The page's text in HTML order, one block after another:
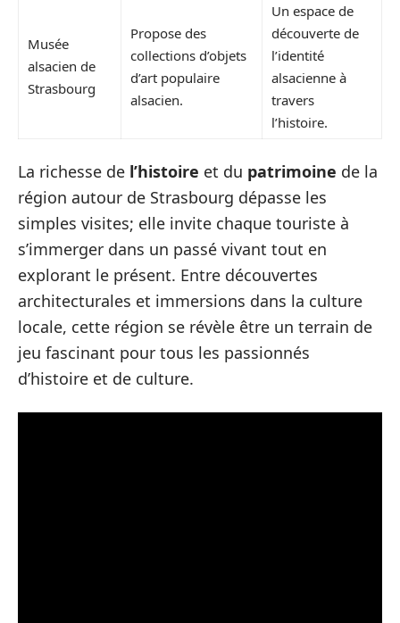
Musée
alsacien de
Strasbourg
Propose des
collections d’objets
d’art populaire
alsacien.
Un espace de
découverte de
l’identité
alsacienne à
travers
l’histoire.
La richesse de l’histoire et du patrimoine de la
région autour de Strasbourg dépasse les
simples visites; elle invite chaque touriste à
s’immerger dans un passé vivant tout en
explorant le présent. Entre découvertes
architecturales et immersions dans la culture
locale, cette région se révèle être un terrain de
jeu fascinant pour tous les passionnés
d’histoire et de culture.